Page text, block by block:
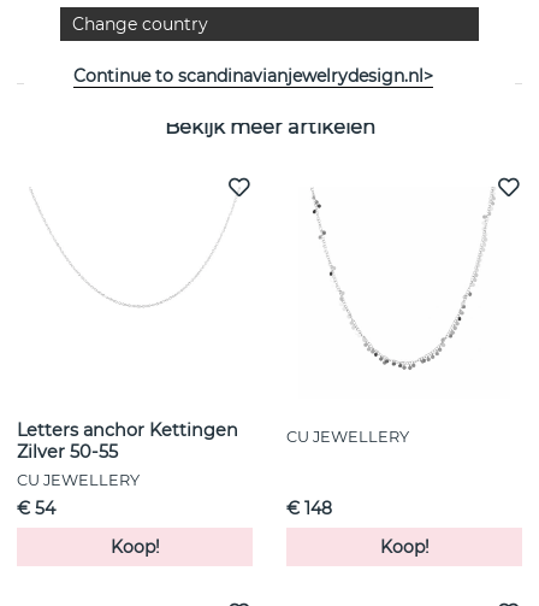
Collectie: Victory
Bekijk meer artikelen
Letters anchor Kettingen
Zilver 50-55
CU JEWELLERY
€ 54
Koop!
CU JEWELLERY
€ 148
Koop!
Change country
Continue to scandinavianjewelrydesign.nl>